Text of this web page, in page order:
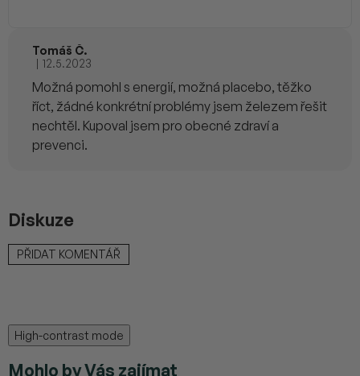
Tomáš Č.
Hodnocení produktu je 4 z 5 hvězdiček.
| 12.5.2023
Možná pomohl s energií, možná placebo, těžko
říct, žádné konkrétní problémy jsem železem řešit
nechtěl. Kupoval jsem pro obecné zdraví a
prevenci.
Diskuze
PŘIDAT KOMENTÁŘ
High-contrast mode
Mohlo by Vás zajímat